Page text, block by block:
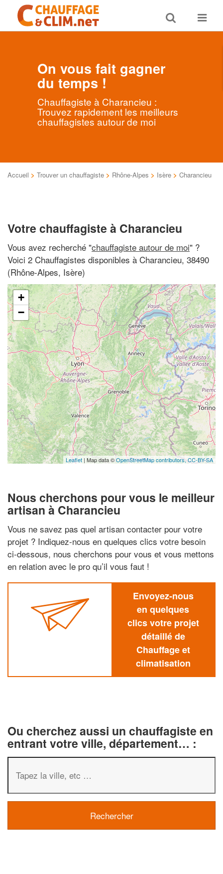
Toggle
search
Toggle
On vous fait gagner
du temps !
Chauffagiste à Charancieu :
Trouvez rapidement les meilleurs
chauffagistes autour de moi
Accueil > Trouver un chauffagiste > Rhône-Alpes > Isère > Charancieu
Votre chauffagiste à Charancieu
Vous avez recherché "chauffagiste autour de moi" ?
Voici 2 Chauffagistes disponibles à Charancieu, 38490
(Rhône-Alpes, Isère)
+
−
Leaflet | Map data ©OpenStreetMap contributors, CC-BY-SA
Nous cherchons pour vous le meilleur
artisan à Charancieu
Vous ne savez pas quel artisan contacter pour votre
projet ? Indiquez-nous en quelques clics votre besoin
ci-dessous, nous cherchons pour vous et vous mettons
en relation avec le pro qu’il vous faut !
Envoyez-nous
en quelques
clics votre projet
détaillé de
Chauffage et
climatisation
Ou cherchez aussi un chauffagiste en
entrant votre ville, département… :